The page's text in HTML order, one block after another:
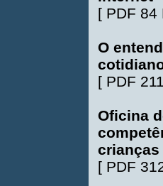
[ PDF 84
O
[ PDF
Oficina
[ PDF